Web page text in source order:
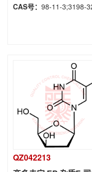
CAS号： 98-11-3;3198-
QZ042213